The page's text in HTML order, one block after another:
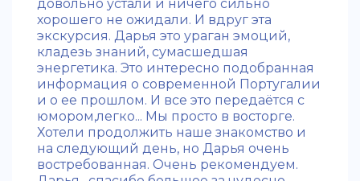
довольно устали и ничего сильно
хорошего не ожидали. И вдруг эта
экскурсия. Дарья это ураган эмоций,
кладезь знаний, сумасшедшая
энергетика. Это интересно подобранная
информация о современной Португалии
и о ее прошлом. И все это передаётся с
юмором,легко... Мы просто в восторге.
Хотели продолжить наше знакомство и
на следующий день, но Дарья очень
востребованная. Очень рекомендуем.